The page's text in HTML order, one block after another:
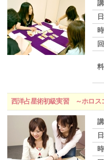
西洋占星術初級実習 ～ホロス